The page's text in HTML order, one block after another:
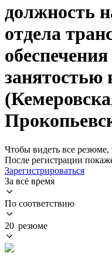
должность
отдела
Чтобы видеть все резюме,
После регистрации
Зарегистрироваться
За всё время
По соответствию
20 резюме